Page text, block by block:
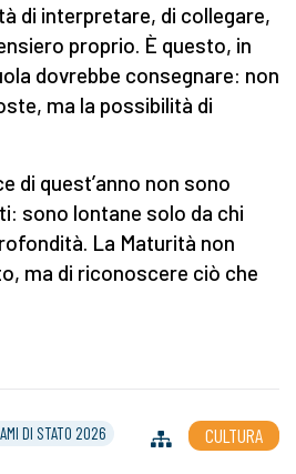
di interpretare, di collegare,
proprio. È questo, in
dovrebbe consegnare: non
ma la possibilità di
di quest’anno non sono
sono lontane solo da chi
La Maturità non
ma di riconoscere ciò che
DI STATO 2026 CULTURA